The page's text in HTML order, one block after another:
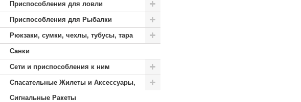
Приспособления для ловли
Приспособления для Рыбалки
Рюкзаки, сумки, чехлы, тубусы, тара
Санки
Сети и приспособления к ним
Спасательные Жилеты и Аксессуары,
Сигнальные Ракеты